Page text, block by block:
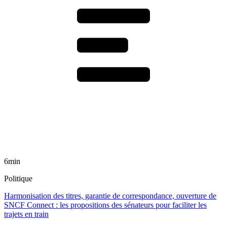
6min
Politique
Harmonisation des titres, garantie de correspondance, ouverture de
SNCF Connect : les propositions des sénateurs pour faciliter les
trajets en train